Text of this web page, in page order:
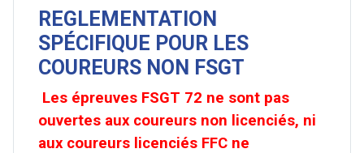
REGLEMENTATION
SPÉCIFIQUE POUR LES
COUREURS NON FSGT
Les épreuves FSGT 72 ne sont pas
ouvertes aux coureurs non licenciés, ni
aux coureurs licenciés FFC ne